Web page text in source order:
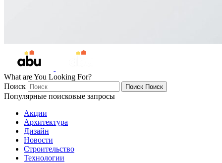
What are You Looking For?
Поиск
Поиск Поиск
Популярные поисковые запросы
Акции
Архитектура
Дизайн
Новости
Строительство
Технологии